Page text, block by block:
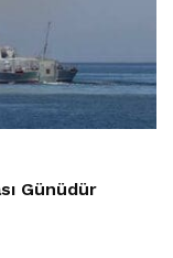
Günüdür